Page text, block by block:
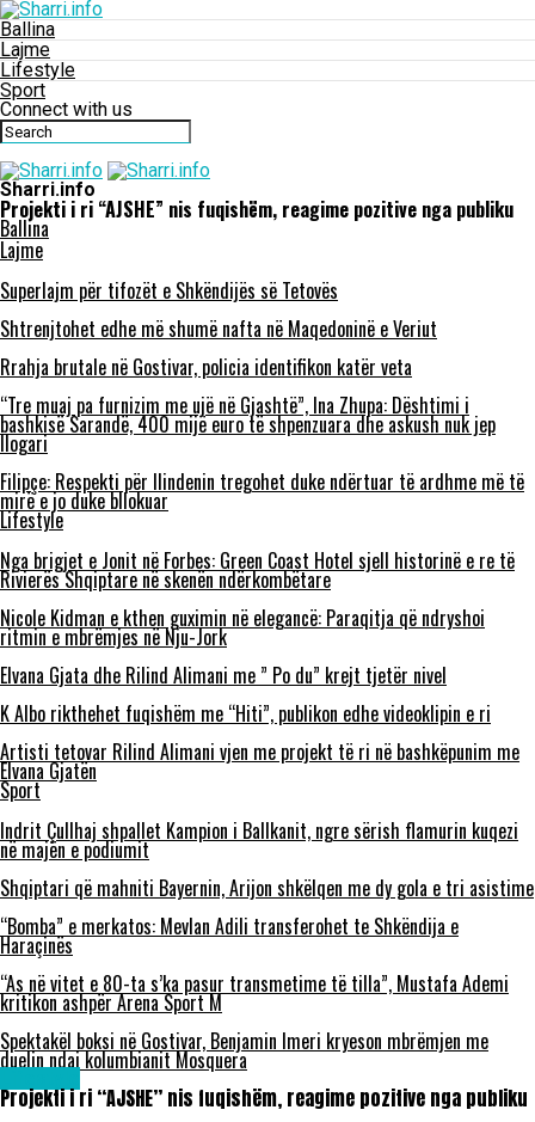
Ballina
Lajme
Lifestyle
Sport
Connect with us
Sharri.info
Projekti i ri “AJSHE” nis fuqishëm, reagime pozitive nga publiku
Ballina
Lajme
Superlajm për tifozët e Shkëndijës së Tetovës
Shtrenjtohet edhe më shumë nafta në Maqedoninë e Veriut
Rrahja brutale në Gostivar, policia identifikon katër veta
“Tre muaj pa furnizim me ujë në Gjashtë”, Ina Zhupa: Dështimi i
bashkisë Sarandë, 400 mijë euro të shpenzuara dhe askush nuk jep
llogari
Filipçe: Respekti për Ilindenin tregohet duke ndërtuar të ardhme më të
mirë e jo duke bllokuar
Lifestyle
Nga brigjet e Jonit në Forbes: Green Coast Hotel sjell historinë e re të
Rivierës Shqiptare në skenën ndërkombëtare
Nicole Kidman e kthen guximin në elegancë: Paraqitja që ndryshoi
ritmin e mbrëmjes në Nju-Jork
Elvana Gjata dhe Rilind Alimani me ” Po du” krejt tjetër nivel
K Albo rikthehet fuqishëm me “Hiti”, publikon edhe videoklipin e ri
Artisti tetovar Rilind Alimani vjen me projekt të ri në bashkëpunim me
Elvana Gjatën
Sport
Indrit Çullhaj shpallet Kampion i Ballkanit, ngre sërish flamurin kuqezi
në majën e podiumit
Shqiptari që mahniti Bayernin, Arijon shkëlqen me dy gola e tri asistime
“Bomba” e merkatos: Mevlan Adili transferohet te Shkëndija e
Haraçinës
“As në vitet e 80-ta s’ka pasur transmetime të tilla”, Mustafa Ademi
kritikon ashpër Arena Sport M
Spektakël boksi në Gostivar, Benjamin Imeri kryeson mbrëmjen me
duelin ndaj kolumbianit Mosquera
Projekti i ri “AJSHE” nis fuqishëm, reagime pozitive nga publiku